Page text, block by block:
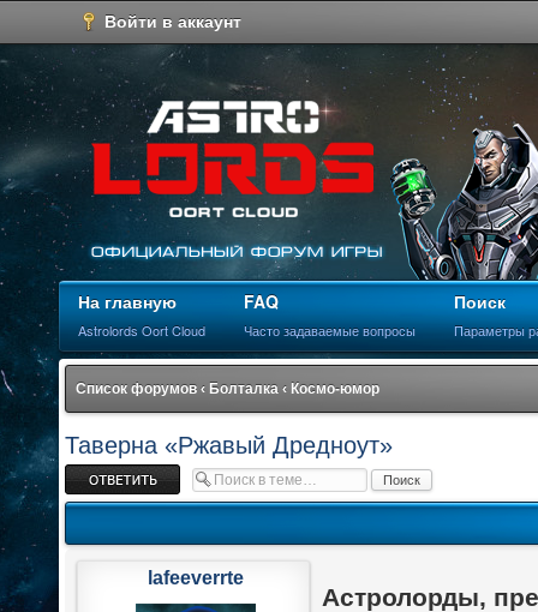
Войти в аккаунт
На главную
Astrolords Oort Cloud
FAQ
Часто задаваемые вопросы
Поиск
Параметры
Список форумов ‹ Болталка ‹ Космо-юмор
Таверна «Ржавый Дредноут»
Ответить
Астролорды,
lafeeverrte